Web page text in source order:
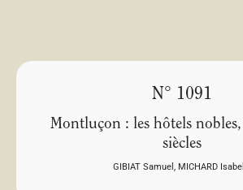
N° 1091
Montluçon : les hôtels
siècles
GIBIAT Samuel , MICHARD